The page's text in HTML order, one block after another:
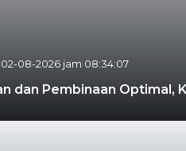
08-2026 jam 08:34:07
dan Pembinaan Optimal,